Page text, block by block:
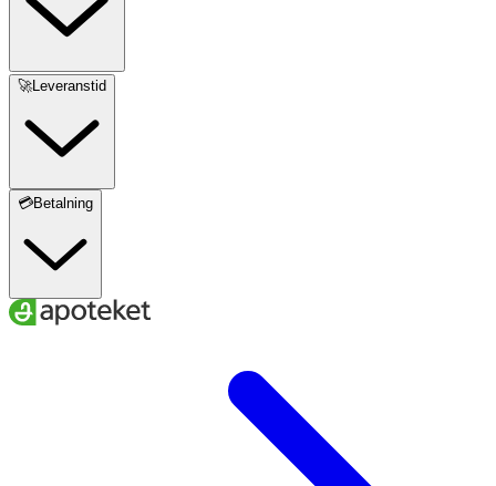
🚀Leveranstid
💳Betalning